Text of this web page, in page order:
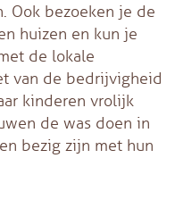
Ook bezoeken je de
huizen en kun je
de lokale
van de bedrijvigheid
kinderen vrolijk
de was doen in
bezig zijn met hun